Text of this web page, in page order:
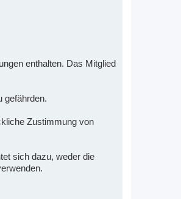
enthalten. Das Mitglied
gefährden.
Zustimmung von
sich dazu, weder die